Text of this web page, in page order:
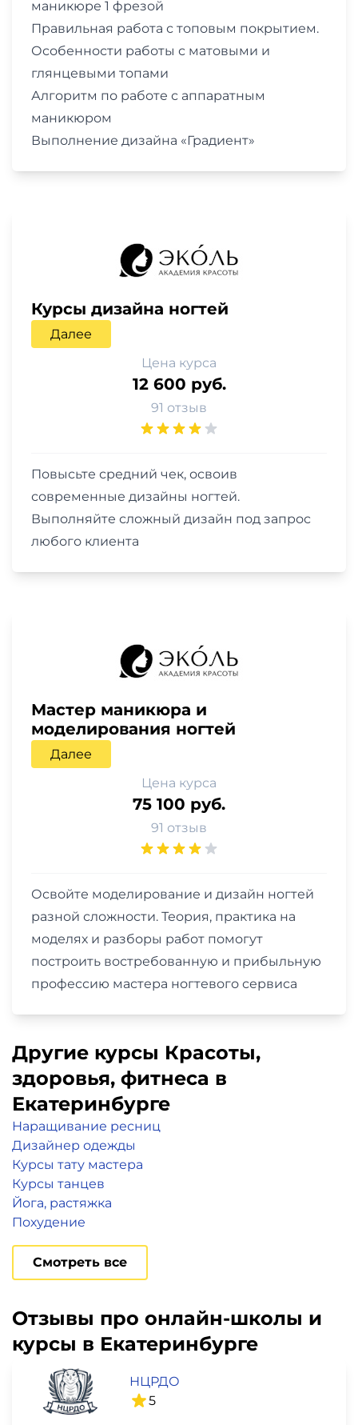
маникюре 1 фрезой
Правильная работа с топовым покрытием.
Особенности работы с матовыми и
глянцевыми топами
Алгоритм по работе с аппаратным
маникюром
Выполнение дизайна «Градиент»
Курсы дизайна ногтей
Далее
Цена курса
12 600 руб.
91 отзыв
Повысьте средний чек, освоив
современные дизайны ногтей.
Выполняйте сложный дизайн под запрос
любого клиента
Мастер маникюра и
моделирования ногтей
Далее
Цена курса
75 100 руб.
91 отзыв
Освойте моделирование и дизайн ногтей
разной сложности. Теория, практика на
моделях и разборы работ помогут
построить востребованную и прибыльную
профессию мастера ногтевого сервиса
Другие курсы Красоты,
здоровья, фитнеса в
Екатеринбурге
Наращивание ресниц
Дизайнер одежды
Курсы тату мастера
Курсы танцев
Йога, растяжка
Похудение
Смотреть все
Отзывы про онлайн-школы и
курсы в Екатеринбурге
НЦРДО
5